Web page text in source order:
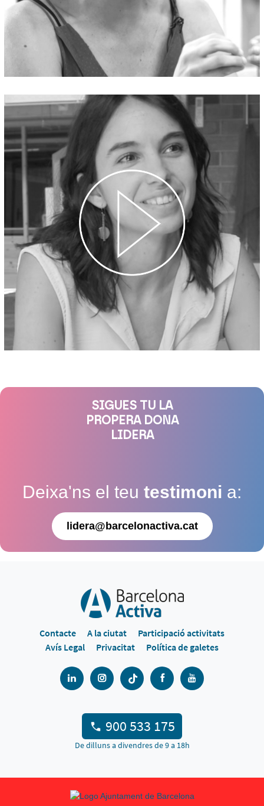
SIGUES TU LA
PROPERA DONA
LIDERA
Deixa'ns el teu testimoni a:
lidera@barcelonactiva.cat
Contacte A la ciutat
Participació activitats
Avís Legal
Privacitat Política de galetes
900 533 175
De dilluns a divendres de 9 a 18h